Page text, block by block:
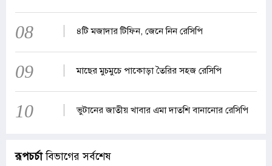
08 ৪টি মজাদার টিফিন, জেনে নিন রেসিপি
09 মাছের মুচমুচে পাকোড়া তৈরির সহজ রেসিপি
10 ভুটানের জাতীয় খাবার এমা দাতশি বানানোর রেসিপি
রূপচর্চাবিভাগের সর্বশেষ